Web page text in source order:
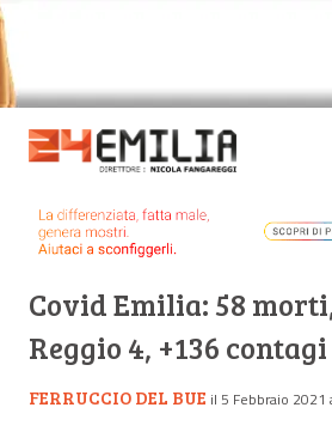
Covid Emilia: 58
Reggio 4, +136 contagi
FERRUCCIO DEL BUE il 5 Febbraio 2021